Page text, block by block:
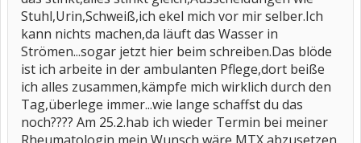
Stuhl,Urin,Schweiß,ich ekel mich vor mir selber.Ich
kann nichts machen,da läuft das Wasser in
Strömen...sogar jetzt hier beim schreiben.Das blöde
ist ich arbeite in der ambulanten Pflege,dort beiße
ich alles zusammen,kämpfe mich wirklich durch den
Tag,überlege immer...wie lange schaffst du das
noch???? Am 25.2.hab ich wieder Termin bei meiner